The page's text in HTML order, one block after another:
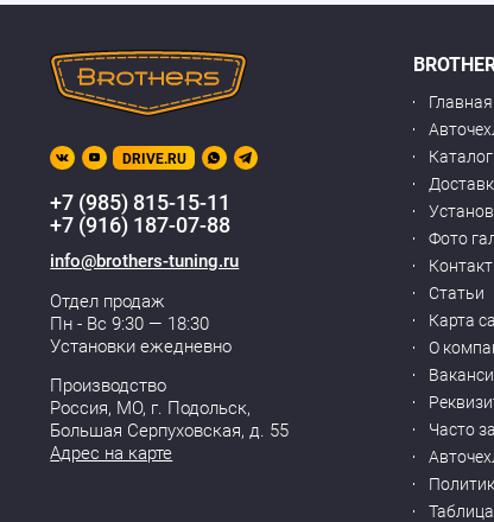
DRIVE.RU
+7 (985) 815-15-11
+7 (916) 187-07-88
info@brothers-tuning.ru
Отдел продаж
Пн - Вс 9:30 — 18:30
Установки ежедневно
Производство
Россия, МО, г. Подольск,
Большая Серпуховская, д. 55
Адрес на карте
Главная
Фото
Статьи
Карта
О
Часто